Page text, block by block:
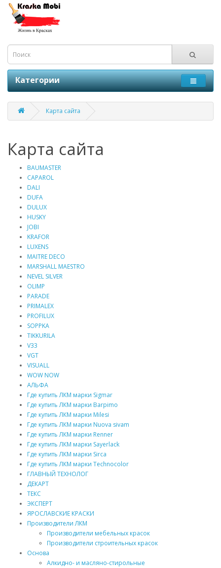
Категории
Карта сайта
Карта сайта
BAUMASTER
CAPAROL
DALI
DUFA
DULUX
HUSKY
JOBI
KRAFOR
LUXENS
MAITRE DECO
MARSHALL MAESTRO
NEVEL SILVER
OLIMP
PARADE
PRIMALEX
PROFILUX
SOPPKA
TIKKURILA
V33
VGT
VISUALL
WOW NOW
АЛЬФА
Где купить ЛКМ марки Sigmar
Где купить ЛКМ марки Barpimo
Где купить ЛКМ марки Milesi
Где купить ЛКМ марки Nuova sivam
Где купить ЛКМ марки Renner
Где купить ЛКМ марки Sayerlack
Где купить ЛКМ марки Sirca
Где купить ЛКМ марки Technocolor
ГЛАВНЫЙ ТЕХНОЛОГ
ДЕКАРТ
ТЕКС
ЭКСПЕРТ
ЯРОСЛАВСКИЕ КРАСКИ
Производители ЛКМ
Производители мебельных красок
Производители строительных красок
Основа
Алкидно- и масляно-стирольные